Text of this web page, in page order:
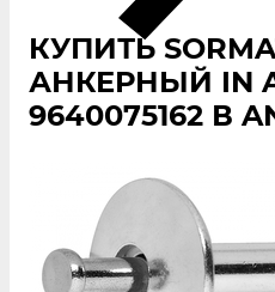
КУПИТЬ
АНКЕРНЫЙ IN
9640075162 В